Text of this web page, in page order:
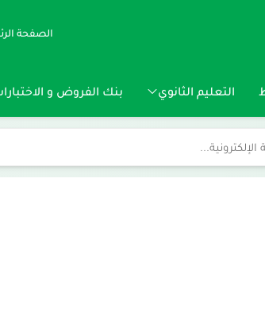
الصفحة
التعليم الثانوي بنك الفروض و